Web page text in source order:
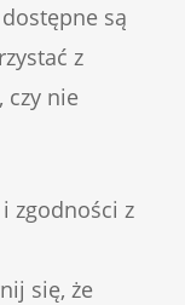
są
z
czy nie
zgodności z
się, że